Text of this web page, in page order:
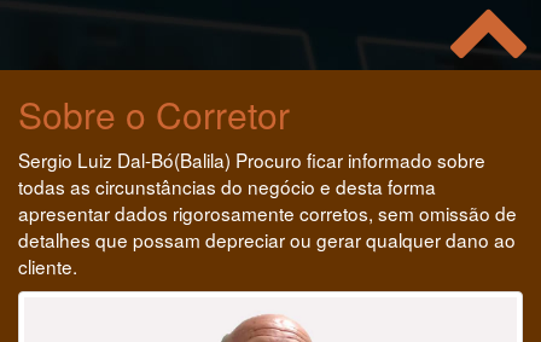
Sobre o Corretor
Sergio Luiz Dal-Bó(Balila) Procuro ficar informado sobre
todas as circunstâncias do negócio e desta forma
apresentar dados rigorosamente corretos, sem omissão de
detalhes que possam depreciar ou gerar qualquer dano ao
cliente.